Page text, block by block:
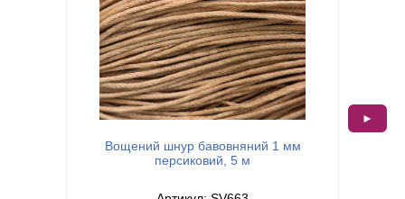
Вощений шнур бавовняний 1 мм
персиковий, 5 м
►